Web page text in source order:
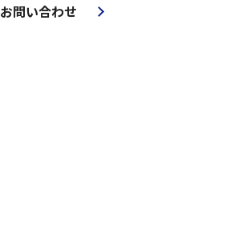
お問い合わせ